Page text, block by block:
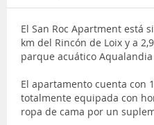
El San Roc Apartment está
km del Rincón de Loix y a
parque acuático Aqualandia
El apartamento cuenta con
totalmente equipada con
ropa de cama por un